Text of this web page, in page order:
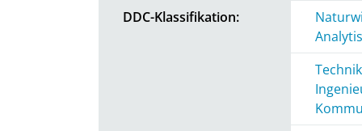
DDC-Klassifikation: